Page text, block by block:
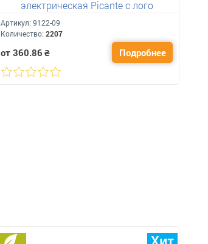
электрическая Picante с лого
Артикул: 9122-09
Количество: 2207
от 360.86 ₴ Подробнее